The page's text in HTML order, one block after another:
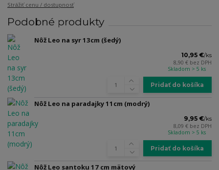
Strážiť cenu / dostupnosť
Podobné produkty
Nôž Leo na syr 13cm (šedý)
10,95 €/ks
8,90 € bez DPH
Skladom > 5 ks
Pridať do košíka
Nôž Leo na paradajky 11cm (modrý)
9,95 €/ks
8,09 € bez DPH
Skladom > 5 ks
Pridať do košíka
Nôž Leo santoku 17 cm mätový